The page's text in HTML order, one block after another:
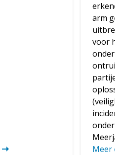
erkend
arm
voor
partijen
Meer